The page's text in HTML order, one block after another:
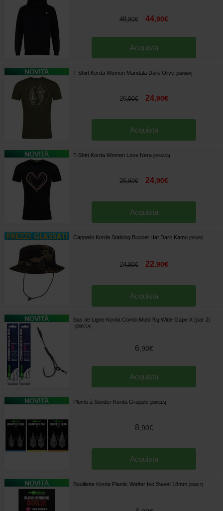
49,90€ 44,90€
Acquista
T-Shirt Korda Women Mandala Dark Olive 269486A]
26,90€ 24,90€
Acquista
T-Shirt Korda Women Love Nera 269482A]
26,90€ 24,90€
Acquista
Cappello Korda Stalking Bucket Hat Dark Kamo 269498]
24,90€ 22,90€
Acquista
Bas de Ligne Korda Combi Multi Rig Wide Gape X (par 2)
209571A]
6 90€
Acquista
Plomb à Sonder Korda Grapple 208411A]
8 90€
Acquista
Bouillette Korda Plastic Wafter Iso Sweet 18mm 234617]